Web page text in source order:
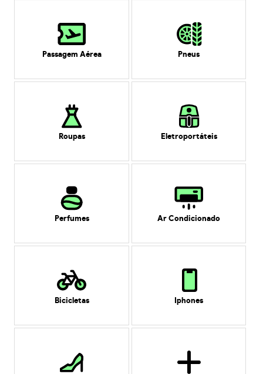
Passagem Aérea Pneus
Roupas Eletroportáteis
Perfumes Ar Condicionado
Bicicletas Iphones